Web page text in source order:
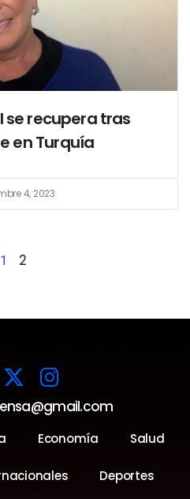
se recupera tras
en Turquía
4, 2023
1 2
Economía Salud
Deportes